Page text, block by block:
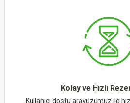
Kolay ve Hızlı
Kullanıcı dostu arayüzümüz ile